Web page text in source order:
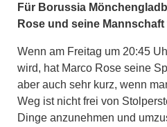
Für Borussia
Rose und seine
Wenn am Freitag um 20:45
wird, hat Marco Rose seine
aber auch sehr kurz, wenn
Weg ist nicht frei von
Dinge anzunehmen und